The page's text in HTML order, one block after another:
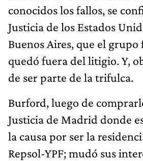
conocidos los fallos, se
Justicia de los Estados
Buenos Aires, que el
quedó fuera del litigio. Y,
de ser parte de la trifulca.
Burford, luego de
Justicia de Madrid donde
la causa por ser la
Repsol-YPF; mudó sus